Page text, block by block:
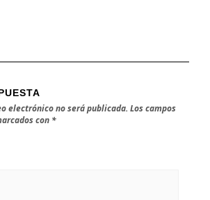
electrónico no será publicada. Los campos
con *